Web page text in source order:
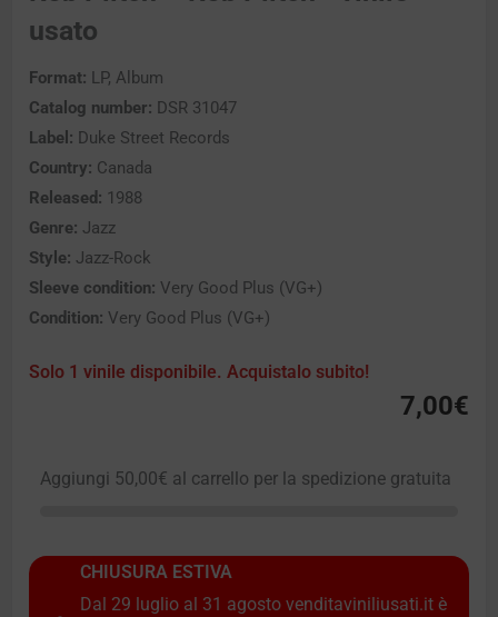
usato
Format: LP, Album
Catalog number: DSR 31047
Label: Duke Street Records
Country: Canada
Released: 1988
Genre: Jazz
Style: Jazz-Rock
Sleeve condition: Very Good Plus (VG+)
Condition: Very Good Plus (VG+)
Solo 1 vinile disponibile. Acquistalo subito!
7,00€
Aggiungi 50,00€ al carrello per la spedizione gratuita
CHIUSURA ESTIVA
Dal 29 luglio al 31 agosto venditaviniliusati.it è